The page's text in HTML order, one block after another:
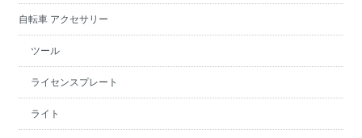
自転車 アクセサリー
ツール
ライセンスプレート
ライト